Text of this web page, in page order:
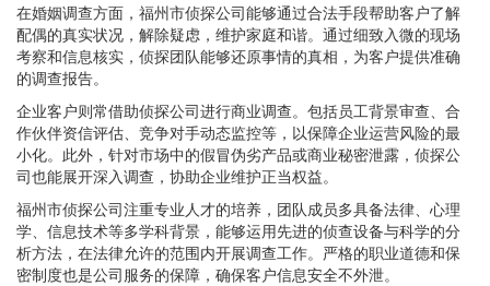
在婚姻调查方面，福州市侦探公司能够通过合法手段帮助客户了解
配偶的真实状况，解除疑虑，维护家庭和谐。通过细致入微的现场
考察和信息核实，侦探团队能够还原事情的真相，为客户提供准确
的调查报告。
企业客户则常借助侦探公司进行商业调查。包括员工背景审查、合
作伙伴资信评估、竞争对手动态监控等，以保障企业运营风险的最
小化。此外，针对市场中的假冒伪劣产品或商业秘密泄露，侦探公
司也能展开深入调查，协助企业维护正当权益。
福州市侦探公司注重专业人才的培养，团队成员多具备法律、心理
学、信息技术等多学科背景，能够运用先进的侦查设备与科学的分
析方法，在法律允许的范围内开展调查工作。严格的职业道德和保
密制度也是公司服务的保障，确保客户信息安全不外泄。